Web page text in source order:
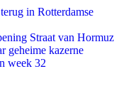
in Rotterdamse
Straat van Hormuz
geheime kazerne
week 32